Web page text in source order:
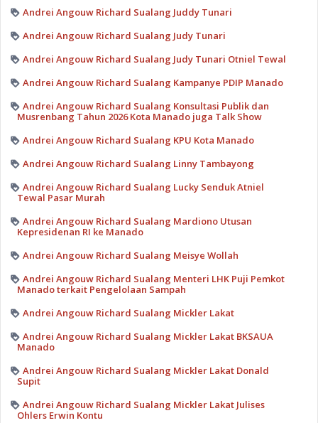
Andrei Angouw Richard Sualang Juddy Tunari
Andrei Angouw Richard Sualang Judy Tunari
Andrei Angouw Richard Sualang Judy Tunari Otniel Tewal
Andrei Angouw Richard Sualang Kampanye PDIP Manado
Andrei Angouw Richard Sualang Konsultasi Publik dan
Musrenbang Tahun 2026 Kota Manado juga Talk Show
Andrei Angouw Richard Sualang KPU Kota Manado
Andrei Angouw Richard Sualang Linny Tambayong
Andrei Angouw Richard Sualang Lucky Senduk Atniel
Tewal Pasar Murah
Andrei Angouw Richard Sualang Mardiono Utusan
Kepresidenan RI ke Manado
Andrei Angouw Richard Sualang Meisye Wollah
Andrei Angouw Richard Sualang Menteri LHK Puji Pemkot
Manado terkait Pengelolaan Sampah
Andrei Angouw Richard Sualang Mickler Lakat
Andrei Angouw Richard Sualang Mickler Lakat BKSAUA
Manado
Andrei Angouw Richard Sualang Mickler Lakat Donald
Supit
Andrei Angouw Richard Sualang Mickler Lakat Julises
Ohlers Erwin Kontu